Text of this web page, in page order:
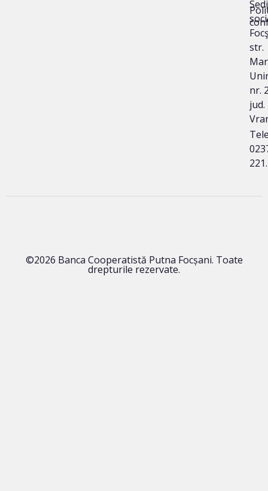
str.
nr.
jud.
©2026 Banca Cooperatistă Putna Focșani. Toate
drepturile rezervate.